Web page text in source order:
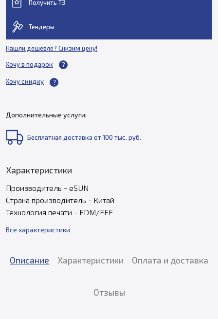
Получить ТЗ
Тендеры
Нашли дешевле? Снизим цену!
Хочу в подарок
Хочу скидку
Дополнительные услуги:
Бесплатная доставка от 100 тыс. руб.
Характеристики
Производитель - eSUN
Страна производитель - Китай
Технология печати - FDM/FFF
Все характеристики
Описание Характеристики Оплата и доставка
Отзывы